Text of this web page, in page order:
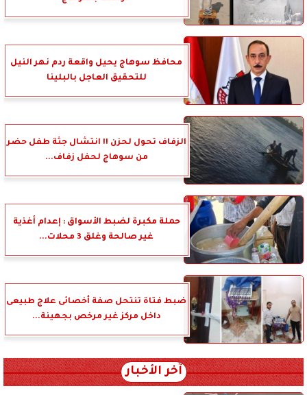
محافظ سوهاج يحيل واقعة ردم نهر النيل
للتحقيق العاجل بالبلينا
الزفاف تحول لحزن !! انتشال جثة طفل حضر
من سوهاج لحفل زفاف...
حملة مكبرة لضبط الأسواق : إعدام أغذية
غير صالحة وغلق 3 محلات...
ضبط فتاة تنتحل صفة أخصائى علاج طبيعى
داخل مركز غير مرخص بجهينة...
آخر الأخبار